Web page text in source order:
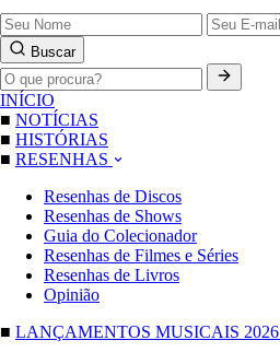
Buscar
INÍCIO
■ NOTÍCIAS
■ HISTÓRIAS
■ RESENHAS
Resenhas de Discos
Resenhas de Shows
Guia do Colecionador
Resenhas de Filmes e Séries
Resenhas de Livros
Opinião
■ LANÇAMENTOS MUSICAIS 2026